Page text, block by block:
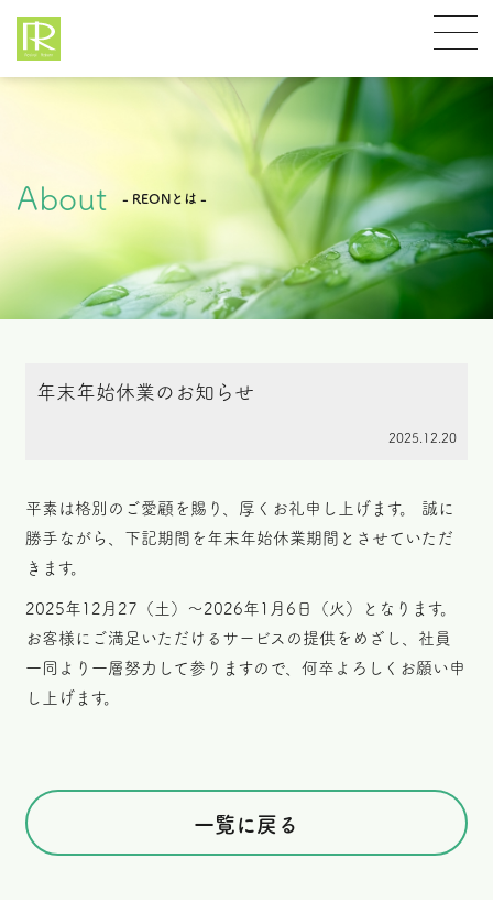
About - REONとは -
年末年始休業のお知らせ
2025.12.20
平素は格別のご愛顧を賜り、厚くお礼申し上げます。 誠に
勝手ながら、下記期間を年末年始休業期間とさせていただ
きます。
2025年12月27（土）〜2026年1月6日（火）となります。
お客様にご満足いただけるサービスの提供をめざし、社員
一同より一層努力して参りますので、何卒よろしくお願い申
し上げます。
一覧に戻る